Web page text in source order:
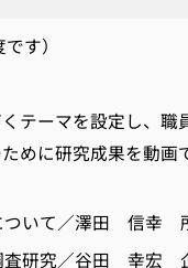
す）
テーマを設定し、
めに研究成果を動画
ついて／澤田 信幸
査研究／谷田 幸宏